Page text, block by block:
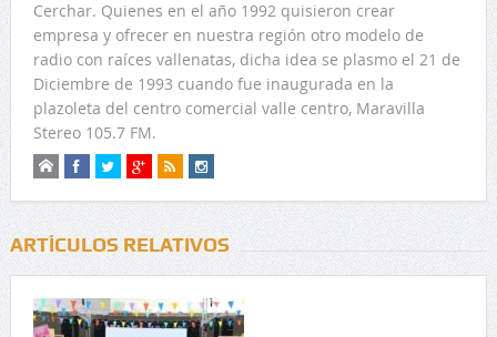
Cerchar. Quienes en el año 1992 quisieron crear
empresa y ofrecer en nuestra región otro modelo de
radio con raíces vallenatas, dicha idea se plasmo el 21 de
Diciembre de 1993 cuando fue inaugurada en la
plazoleta del centro comercial valle centro, Maravilla
Stereo 105.7 FM.
ARTÍCULOS RELATIVOS